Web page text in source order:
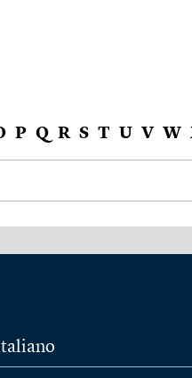
P Q R S T U V W